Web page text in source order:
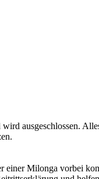
ausgeschlossen.
einer Milonga vorbei